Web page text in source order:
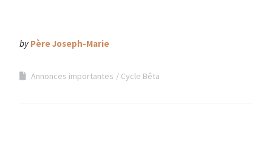
by Père Joseph-Marie
Annonces importantes Cycle Bêta